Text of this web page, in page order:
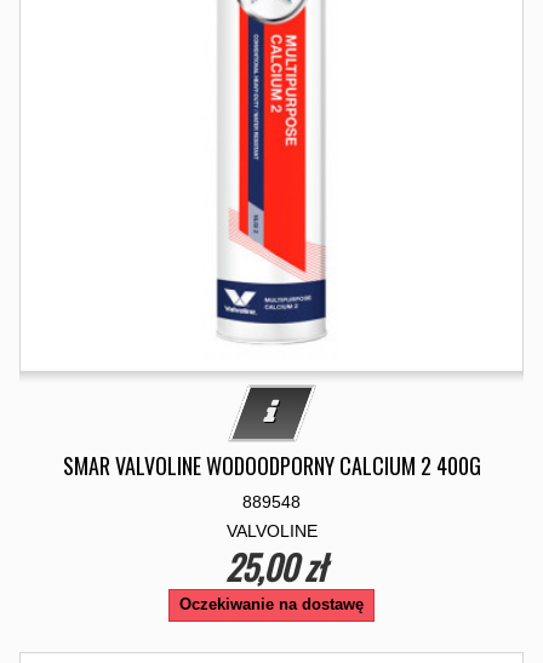
SMAR VALVOLINE WODOODPORNY CALCIUM 2 400G
889548
VALVOLINE
25,00 zł
Oczekiwanie na dostawę